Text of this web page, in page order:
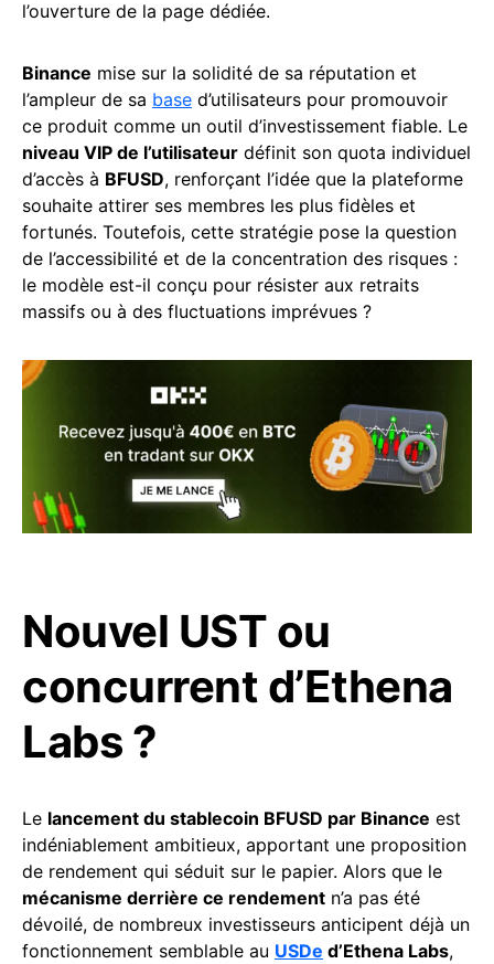
l’ouverture de la page dédiée.
Binance mise sur la solidité de sa réputation et
l’ampleur de sa base d’utilisateurs pour promouvoir
ce produit comme un outil d’investissement fiable. Le
niveau VIP de l’utilisateur définit son quota individuel
d’accès à BFUSD, renforçant l’idée que la plateforme
souhaite attirer ses membres les plus fidèles et
fortunés. Toutefois, cette stratégie pose la question
de l’accessibilité et de la concentration des risques :
le modèle est-il conçu pour résister aux retraits
massifs ou à des fluctuations imprévues ?
Nouvel UST ou
concurrent d’Ethena
Labs ?
Le lancement du stablecoin BFUSD par Binance est
indéniablement ambitieux, apportant une proposition
de rendement qui séduit sur le papier. Alors que le
mécanisme derrière ce rendement n’a pas été
dévoilé, de nombreux investisseurs anticipent déjà un
fonctionnement semblable au USDe d’Ethena Labs,